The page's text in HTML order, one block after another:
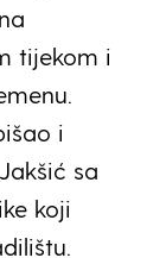
tijekom i
i
sa
koji